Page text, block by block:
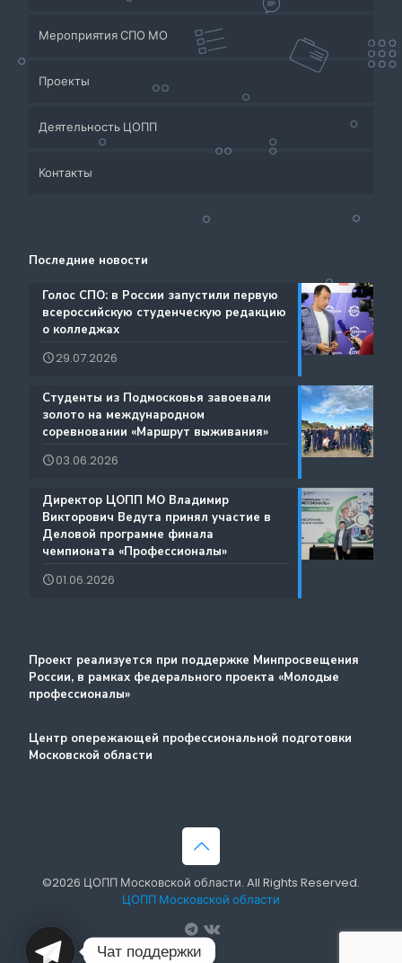
Мероприятия СПО МО
Проекты
Приёмная кампания
Система СПО Московской области
Аналитический отдел содействия трудоустройству
Каталог образовательных программ
Международная деятельность
Региональный проект по Профориентации
Дополнительные образовательные услуги
Методический портал
Деятельность ЦОПП
Банк партнеров
Центр содействия занятости учащейся молодежи и
Документы
Истории Успеха
Благодарности
Фестиваль профессий «Путь навыков»
Атлас доступных профессий для лиц с
интеллектуальными нарушениями
Контакты
Ресурсы ЦОПП МО
Последние новости
️Голос СПО: в России запустили первую
всероссийскую студенческую редакцию
о колледжах
29.07.2026
️Студенты из Подмосковья завоевали
золото на международном
соревновании «Маршрут выживания»
03.06.2026
️Директор ЦОПП МО Владимир
Викторович Ведута принял участие в
Деловой программе финала
чемпионата «Профессионалы»
01.06.2026
Проект реализуется при поддержке Минпросвещения
России, в рамках федерального проекта «Молодые
профессионалы»
Центр опережающей профессиональной подготовки
Московской области
©2026 ЦОПП Московской области. All Rights Reserved.
ЦОПП Московской области
Чат поддержки